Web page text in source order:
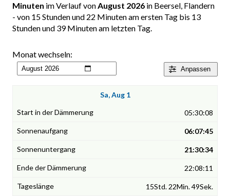
Minuten im Verlauf vonAugust 2026 in Beersel, Flandern
- von 15 Stunden und 22 Minuten am ersten Tag bis 13
Stunden und 39 Minuten am letzten Tag.
Anpassen
Monat wechseln:
Sa, Aug 1
05:30:08
06:07:45
21:30:34
22:08:11
15Std. 22Min. 49Sek.